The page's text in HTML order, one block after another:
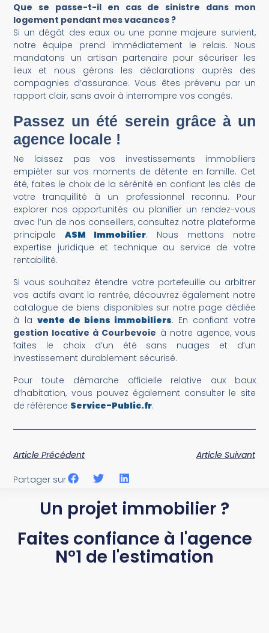
Que se passe-t-il en cas de sinistre dans mon
logement pendant mes vacances ?
Si un dégât des eaux ou une panne majeure survient,
notre équipe prend immédiatement le relais. Nous
mandatons un artisan partenaire pour sécuriser les
lieux et nous gérons les déclarations auprès des
compagnies d’assurance. Vous êtes prévenu par un
rapport clair, sans avoir à interrompre vos congés.
Passez un été serein grâce à un
agence locale !
Ne laissez pas vos investissements immobiliers
empiéter sur vos moments de détente en famille. Cet
été, faites le choix de la sérénité en confiant les clés de
votre tranquillité à un professionnel reconnu. Pour
explorer nos opportunités ou planifier un rendez-vous
avec l’un de nos conseillers, consultez notre plateforme
principaleASM Immobilier. Nous mettons notre
expertise juridique et technique au service de votre
rentabilité.
Si vous souhaitez étendre votre portefeuille ou arbitrer
vos actifs avant la rentrée, découvrez également notre
catalogue de biens disponibles sur notre page dédiée
à la vente de biens immobiliers. En confiant votre
gestion locative à Courbevoie à notre agence, vous
faites le choix d’un été sans nuages et d’un
investissement durablement sécurisé.
Pour toute démarche officielle relative aux baux
d’habitation, vous pouvez également consulter le site
de référence Service-Public.fr.
Article Précédent Article Suivant
Partager sur
Un projet immobilier ?
Faites confiance à l'agence
N°1 de l'estimation